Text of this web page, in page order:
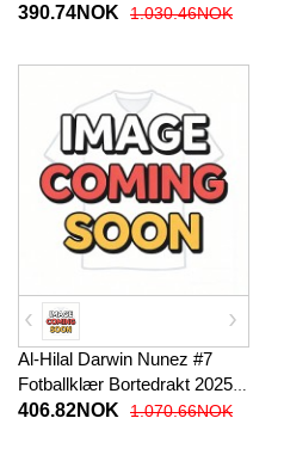
Barn 2025-26 Kortermet (+
390.74NOK 1.030.46NOK
Al-Hilal Darwin Nunez #7
Fotballklær Bortedrakt 2025-
26 Kortermet
406.82NOK 1.070.66NOK